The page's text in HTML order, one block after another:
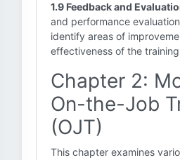
1.9 Feedback and
and performance
identify areas of
effectiveness of the
Chapter 2:
On-the-Job
(OJT)
This chapter examines